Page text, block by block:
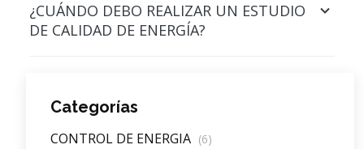
¿CUÁNDO DEBO REALIZAR UN ESTUDIO
DE CALIDAD DE ENERGÍA?
Categorías
CONTROL DE ENERGIA (6)